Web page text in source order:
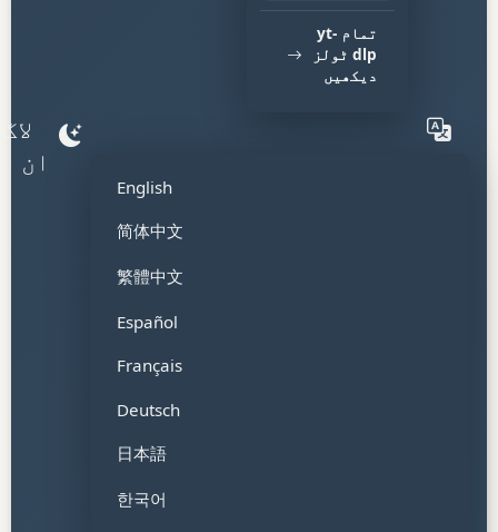
تمام yt-
dlp ٹولز
دیکھیں
English
简体中文
繁體中文
Español
Français
Deutsch
日本語
한국어
لاگ
ان